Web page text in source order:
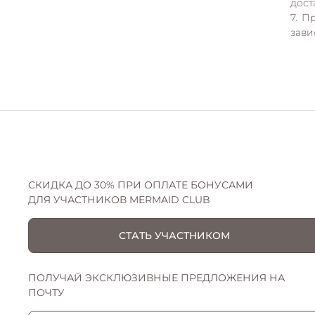
HANNA COLLECTION
HLOE COLLECTION
HANNA
7.
СКИДКА ДО 30% ПРИ ОПЛАТЕ БОНУСАМИ
ДЛЯ УЧАСТНИКОВ MERMAID CLUB
СТАТЬ УЧАСТНИКОМ
ПОЛУЧАЙ ЭКСКЛЮЗИВНЫЕ ПРЕДЛОЖЕНИЯ НА
ПОЧТУ